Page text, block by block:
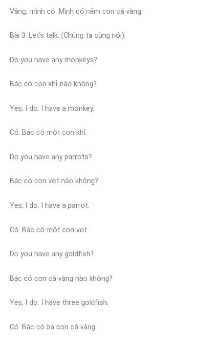
Vâng, mình có. Mình có năm con cá vàng.
Bài 3. Let’s talk. (Chúng ta cùng nói).
Do you have any monkeys?
Bác có con khỉ nào không?
Yes, I do. I have a monkey.
Có. Bác có một con khỉ.
Do you have any parrots?
Bác có con vẹt nào không?
Yes, I do. I have a parrot.
Có. Bác có một con vẹt.
Do you have any goldfish?
Bác có con cá vàng nào không?
Yes, I do. I have three goldfish.
Có. Bác có ba con cá vàng.